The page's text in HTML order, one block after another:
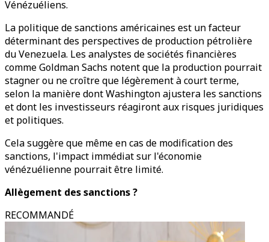
Vénézuéliens.
La politique de sanctions américaines est un facteur
déterminant des perspectives de production pétrolière
du Venezuela. Les analystes de sociétés financières
comme Goldman Sachs notent que la production pourrait
stagner ou ne croître que légèrement à court terme,
selon la manière dont Washington ajustera les sanctions
et dont les investisseurs réagiront aux risques juridiques
et politiques.
Cela suggère que même en cas de modification des
sanctions, l'impact immédiat sur l'économie
vénézuélienne pourrait être limité.
Allègement des sanctions ?
RECOMMANDÉ